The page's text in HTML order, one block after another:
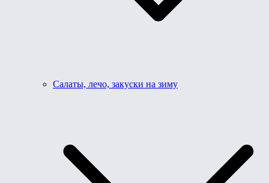
Салаты, лечо, закуски на зиму